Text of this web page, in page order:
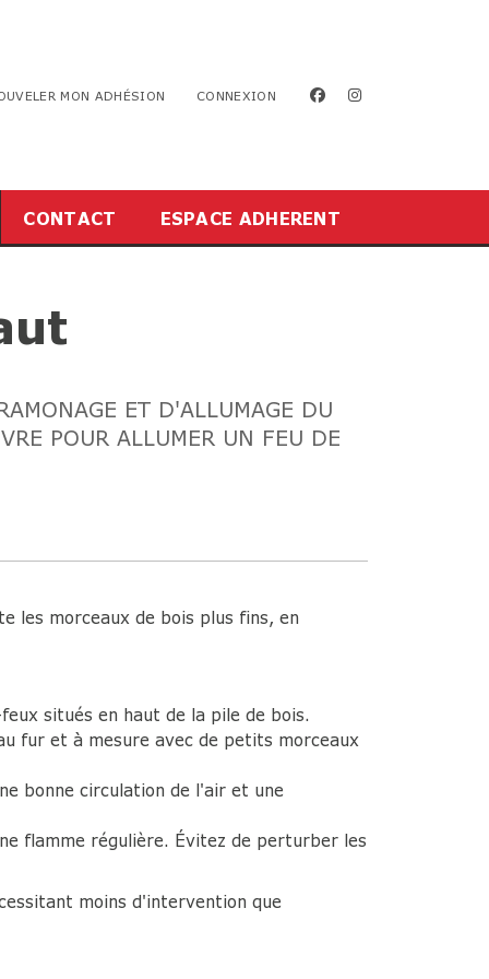
MON ADHÉSION CONNEXION facebookinstagram
CONTACT ESPACE ADHERENT
ET D'ALLUMAGE DU
POUR ALLUMER UN FEU DE
les morceaux de bois plus fins, en
situés en haut de la pile de bois.
fur et à mesure avec de petits morceaux
bonne circulation de l'air et une
flamme régulière. Évitez de perturber les
moins d'intervention que